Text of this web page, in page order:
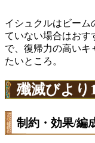
イシュクルはビーム
ていない場合はおす
で、復帰力の高いキ
たいところ。
殲滅びより
制約・効果/編